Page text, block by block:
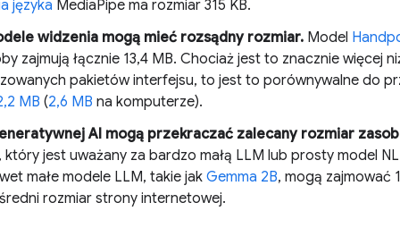
języka MediaPipe ma rozmiar 315 KB.
widzenia mogą mieć rozsądny rozmiar. Model
zajmują łącznie 13,4 MB. Chociaż jest to znacznie więcej
pakietów interfejsu, to jest to porównywalne do
MB (2,6 MB na komputerze).
AI mogą przekraczać zalecany rozmiar
który jest uważany za bardzo małą LLM lub prosty model
małe modele LLM, takie jak Gemma 2B, mogą zajmować
rozmiar strony internetowej.